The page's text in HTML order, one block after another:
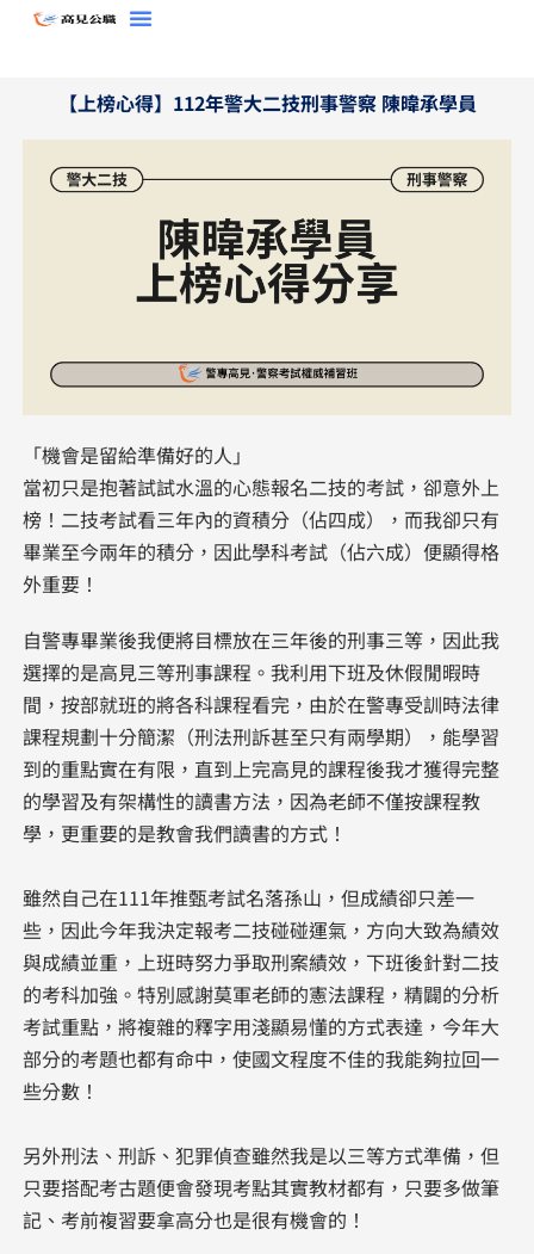
【上榜心得】112年警大二技刑事警察 陳暐承學員
「機會是留給準備好的人」
當初只是抱著試試水溫的心態報名二技的考試，卻意外上
榜！二技考試看三年內的資積分（佔四成），而我卻只有
畢業至今兩年的積分，因此學科考試（佔六成）便顯得格
外重要！
自警專畢業後我便將目標放在三年後的刑事三等，因此我
選擇的是高見三等刑事課程。我利用下班及休假閒暇時
間，按部就班的將各科課程看完，由於在警專受訓時法律
課程規劃十分簡潔（刑法刑訴甚至只有兩學期），能學習
到的重點實在有限，直到上完高見的課程後我才獲得完整
的學習及有架構性的讀書方法，因為老師不僅按課程教
學，更重要的是教會我們讀書的方式！
雖然自己在111年推甄考試名落孫山，但成績卻只差一
些，因此今年我決定報考二技碰碰運氣，方向大致為績效
與成績並重，上班時努力爭取刑案績效，下班後針對二技
的考科加強。特別感謝莫軍老師的憲法課程，精闢的分析
考試重點，將複雜的釋字用淺顯易懂的方式表達，今年大
部分的考題也都有命中，使國文程度不佳的我能夠拉回一
些分數！
​另外刑法、刑訴、犯罪偵查雖然我是以三等方式準備，但
只要搭配考古題便會發現考點其實教材都有，只要多做筆
記、考前複習要拿高分也是很有機會的！